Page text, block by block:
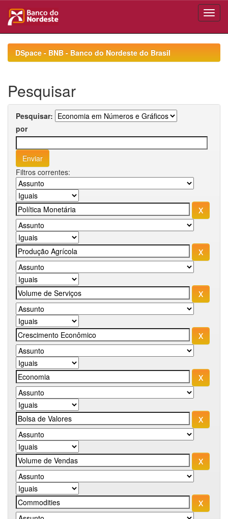
navigationDSpace - BNB - Banco do Nordeste do Brasil
Pesquisar
Pesquisar:
por
Filtros correntes: